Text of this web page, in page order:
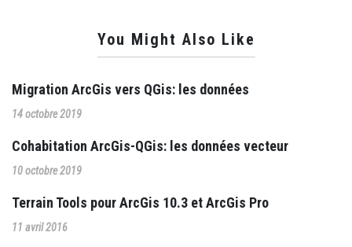
You Might Also Like
Migration ArcGis vers QGis: les données
14 octobre 2019
Cohabitation ArcGis-QGis: les données vecteur
10 octobre 2019
Terrain Tools pour ArcGis 10.3 et ArcGis Pro
11 avril 2016